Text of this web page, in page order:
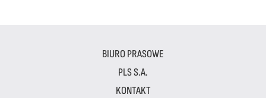
BIURO PRASOWE
PLS S.A.
KONTAKT